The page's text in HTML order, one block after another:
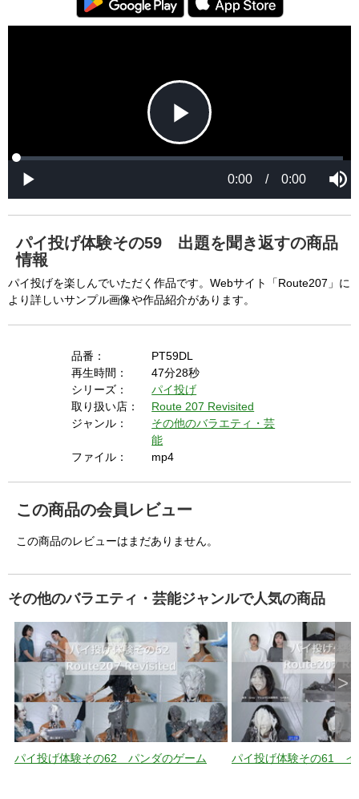
P
l
y
V
d
e
o
a
L
d
0
P
e
s
%
0:00 / 0:00
M
t
パイ投げ体験その59 出題を聞き返すの商品
情報
パイ投げを楽しんでいただく作品です。Webサイト「Route207」に
より詳しいサンプル画像や作品紹介があります。
品番：
PT59DL
再生時間：
47分28秒
シリーズ：
パイ投げ
取り扱い店：
Route 207 Revisited
ジャンル：
その他のバラエティ・芸
能
ファイル：
mp4
この商品の会員レビュー
この商品のレビューはまだありません。
その他のバラエティ・芸能ジャンルで人気の商品
パイ投げ体験その62 パンダのゲーム パイ投げ体験その61 イ
>